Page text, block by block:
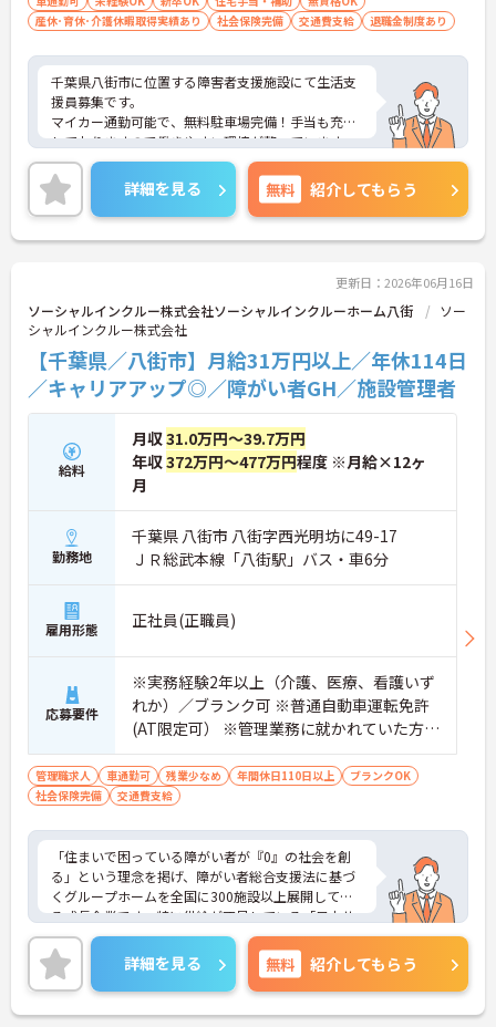
産休･育休･介護休暇取得実績あり
社会保険完備 交通費支給 退職金制度あり
千葉県八街市に位置する障害者支援施設にて生活支
援員募集です。
マイカー通勤可能で、無料駐車場完備！手当も充実
しておりますので働きやすい環境が整っています。
ご興味のある方には、面接対策ポイントなど、さら
に詳細をお話しいたしますので、お気軽にご相談く
ださい。
詳細を見る 無料 紹介してもらう
更新日：2026年06月16日
ソーシャルインクルー株式会社ソーシャルインクルーホーム八街
ソー
シャルインクルー株式会社
【千葉県／八街市】月給31万円以上／年休114日
／キャリアアップ◎／障がい者GH／施設管理者
給料
月収31.0万円～39.7万円
年収372万円～477万円程度 ※月給×12ヶ
月
勤務地
千葉県 八街市 八街字西光明坊に49-17
ＪＲ総武本線「八街駅」バス・車6分
雇用形態 正社員(正職員)
応募要件
※実務経験2年以上（介護、医療、看護いず
れか）／ブランク可 ※普通自動車運転免許
(AT限定可） ※管理業務に就かれていた方歓
迎
管理職求人 車通勤可 残業少なめ 年間休日110日以上
ブランクOK
社会保険完備
交通費支給
「住まいで困っている障がい者が『0』の社会を創
る」という理念を掲げ、障がい者総合支援法に基づ
くグループホームを全国に300施設以上展開してい
る成長企業です。特に供給が不足している「日中サ
ービス支援型」に注力し、重度化・高齢化する障が
い者の方々が安心して暮らせる社会インフラの整備
に貢献しています。全施設がグループホーム用に新
築設計されており、バリアフリーやオートロックを
備えた安全な環境を提供しています。また、福祉業
詳細を見る 無料 紹介してもらう